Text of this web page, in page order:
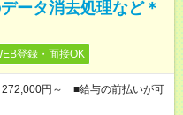
ータ消去処理など＊
登録・面接OK
円～ ■給与の前払いが可